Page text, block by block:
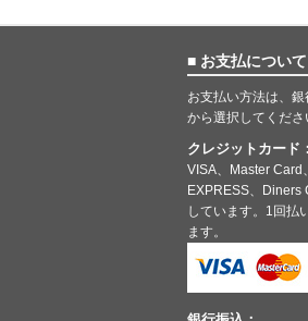
■ お支払について
お支払い方法は、
から選択してくださ
クレジットカード：
VISA、Master Card
EXPRESS、Diners
しています。1回払
ます。